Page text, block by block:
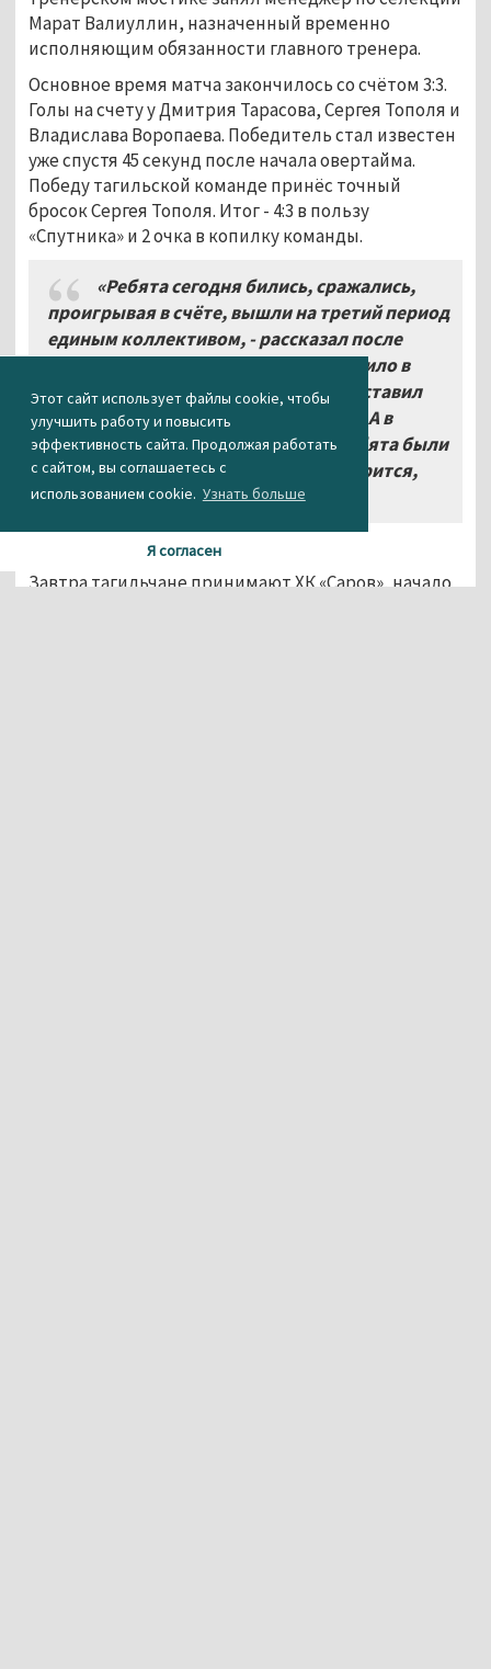
Этот сайт использует файлы cookie, чтобы
улучшить работу и повысить
эффективность сайта. Продолжая работать
с сайтом, вы соглашаетесь с
использованием cookie. Узнать больше
Я согласен
Марат Валиуллин, назначенный временно
исполняющим обязанности главного тренера.
Основное время матча закончилось со счётом 3:3.
Голы на счету у Дмитрия Тарасова, Сергея Тополя и
Владислава Воропаева. Победитель стал известен
уже спустя 45 секунд после начала овертайма.
Победу тагильской команде принёс точный
бросок Сергея Тополя. Итог - 4:3 в пользу
«Спутника» и 2 очка в копилку команды.
«Ребята сегодня бились, сражались,
проигрывая в счёте, вышли на третий период
единым коллективом, - рассказал после
матча Валиуллин. - Немного не хватило в
основное время, но это соперник заставил
нас так действовать: сравняли счёт. А в
овертайме нам больше повезло. Ребята были
сегодня единой командой, как говорится,
как кулак».
Завтра тагильчане принимают ХК «Саров», начало